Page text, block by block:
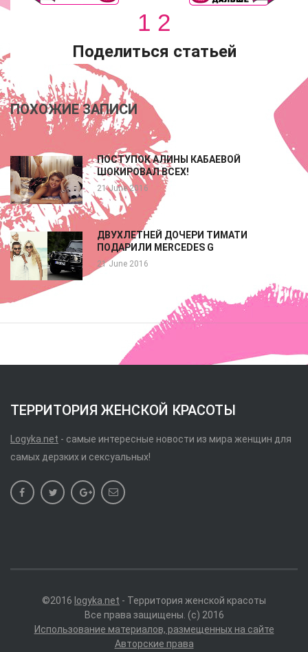
1 2
Поделиться статьей
ПОХОЖИЕ ЗАПИСИ
ПОСТУПОК АЛИНЫ КАБАЕВОЙ
ШОКИРОВАЛ ВСЕХ!
21 June 2016
ДВУХЛЕТНЕЙ ДОЧЕРИ ТИМАТИ
ПОДАРИЛИ MERCEDES G
21 June 2016
ТЕРРИТОРИЯ ЖЕНСКОЙ КРАСОТЫ
Logyka.net - самые интересные новости из мира женщин для
самых дерзких и сексуальных!
©2016 logyka.net - Территория женской красоты
Все права защищены. (c) 2016
Использование материалов, размещенных на сайте
Авторские права